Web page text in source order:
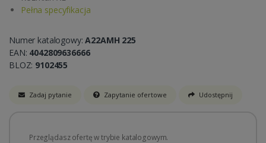
Pełna specyfikacja
Numer katalogowy:A22AMH 225
EAN: 4042809636666
BLOZ: 9102455
Zadaj pytanie Zapytanie ofertowe Udostępnij
Przeglądasz ofertę w trybie katalogowym.